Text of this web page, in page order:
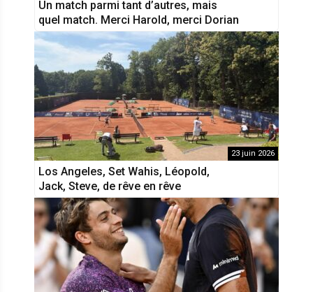
Un match parmi tant d’autres, mais
quel match. Merci Harold, merci Dorian
23 juin 2026
Los Angeles, Set Wahis, Léopold,
Jack, Steve, de rêve en rêve